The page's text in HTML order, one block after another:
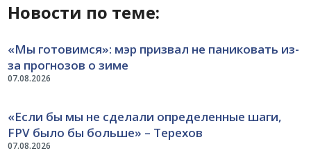
Новости по теме:
07.08.2026
«Мы готовимся»: мэр призвал не паниковать из-
за прогнозов о зиме
07.08.2026
«Если бы мы не сделали определенные шаги,
FPV было бы больше» – Терехов